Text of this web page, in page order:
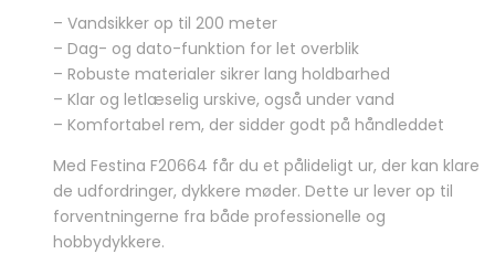
– Vandsikker op til 200 meter
– Dag- og dato-funktion for let overblik
– Robuste materialer sikrer lang holdbarhed
– Klar og letlæselig urskive, også under vand
– Komfortabel rem, der sidder godt på håndleddet
Med Festina F20664 får du et pålideligt ur, der kan klare
de udfordringer, dykkere møder. Dette ur lever op til
forventningerne fra både professionelle og
hobbydykkere.